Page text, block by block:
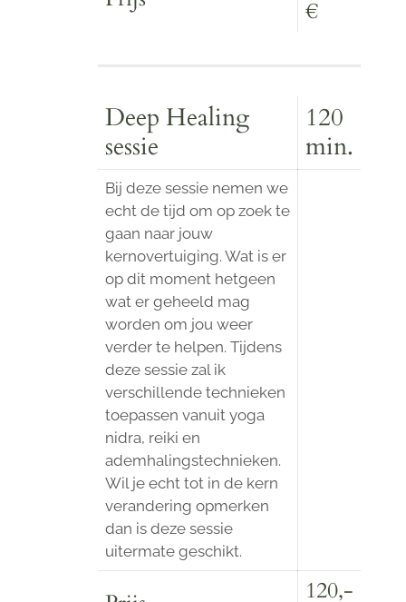
€
Deep Healing
sessie
120
min.
Bij deze sessie nemen we
echt de tijd om op zoek te
gaan naar jouw
kernovertuiging. Wat is er
op dit moment hetgeen
wat er geheeld mag
worden om jou weer
verder te helpen. Tijdens
deze sessie zal ik
verschillende technieken
toepassen vanuit yoga
nidra, reiki en
ademhalingstechnieken.
Wil je echt tot in de kern
verandering opmerken
dan is deze sessie
uitermate geschikt.
120,-